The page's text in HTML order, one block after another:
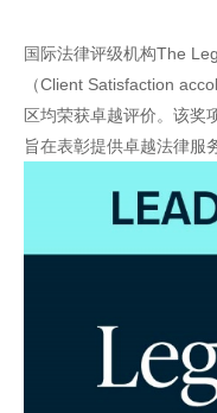
国际法律评级机构The
（Client Satisfaction
区均荣获卓越评价。该奖
旨在表彰提供卓越法律服